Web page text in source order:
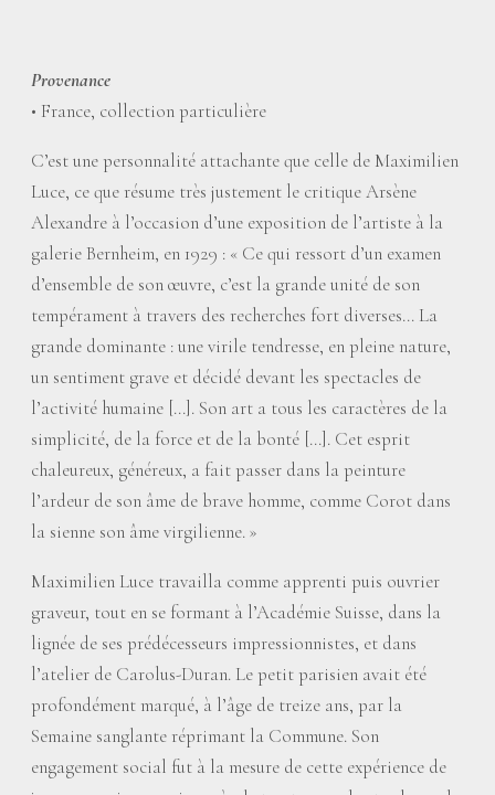
Provenance
• France, collection particulière
C’est une personnalité attachante que celle de Maximilien
Luce, ce que résume très justement le critique Arsène
Alexandre à l’occasion d’une exposition de l’artiste à la
galerie Bernheim, en 1929 : « Ce qui ressort d’un examen
d’ensemble de son œuvre, c’est la grande unité de son
tempérament à travers des recherches fort diverses... La
grande dominante : une virile tendresse, en pleine nature,
un sentiment grave et décidé devant les spectacles de
l’activité humaine [...]. Son art a tous les caractères de la
simplicité, de la force et de la bonté [...]. Cet esprit
chaleureux, généreux, a fait passer dans la peinture
l’ardeur de son âme de brave homme, comme Corot dans
la sienne son âme virgilienne.»
Maximilien Luce travailla comme apprenti puis ouvrier
graveur, tout en se formant à l’Académie Suisse, dans la
lignée de ses prédécesseurs impressionnistes, et dans
l’atelier de Carolus-Duran. Le petit parisien avait été
profondément marqué, à l’âge de treize ans, par la
Semaine sanglante réprimant la Commune. Son
engagement social fut à la mesure de cette expérience de